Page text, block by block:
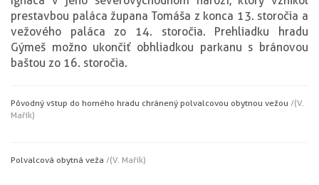
prestavbou paláca župana Tomáša z konca 13. storočia a
vežového paláca zo 14. storočia. Prehliadku hradu
Gýmeš možno ukončiť obhliadkou parkanu s bránovou
baštou zo 16. storočia.
Pôvodný vstup do horného hradu chránený polvalcovou obytnou vežou /(V.
Mařík)
Polvalcová obytná veža /(V. Mařík)